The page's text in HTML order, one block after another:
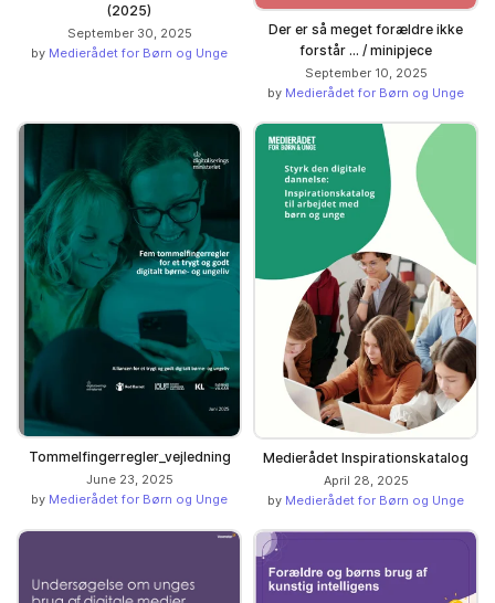
(2025)
September 30, 2025
by Medierådet for Børn og Unge
Der er så meget forældre ikke
forstår ... / minipjece
September 10, 2025
by Medierådet for Børn og Unge
Tommelfingerregler_vejledning
June 23, 2025
by Medierådet for Børn og Unge
Medierådet Inspirationskatalog
April 28, 2025
by Medierådet for Børn og Unge